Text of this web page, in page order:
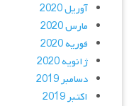
آوریل 2020
مارس 2020
فوریه 2020
ژانویه 2020
دسامبر 2019
اکتبر 2019